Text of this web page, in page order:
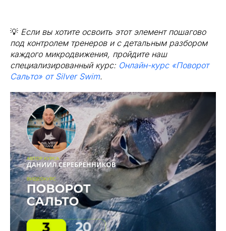
💡 Если вы хотите освоить этот элемент пошагово
под контролем тренеров и с детальным разбором
каждого микродвижения, пройдите наш
специализированный курс: Онлайн-курс «Поворот
Сальто» от Silver Swim.